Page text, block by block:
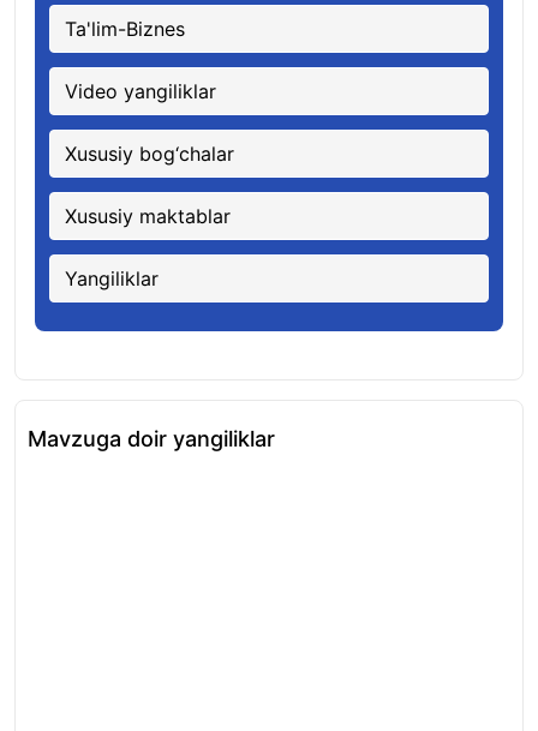
Ta'lim-Biznes
Video yangiliklar
Xususiy bog‘chalar
Xususiy maktablar
Yangiliklar
Mavzuga doir yangiliklar